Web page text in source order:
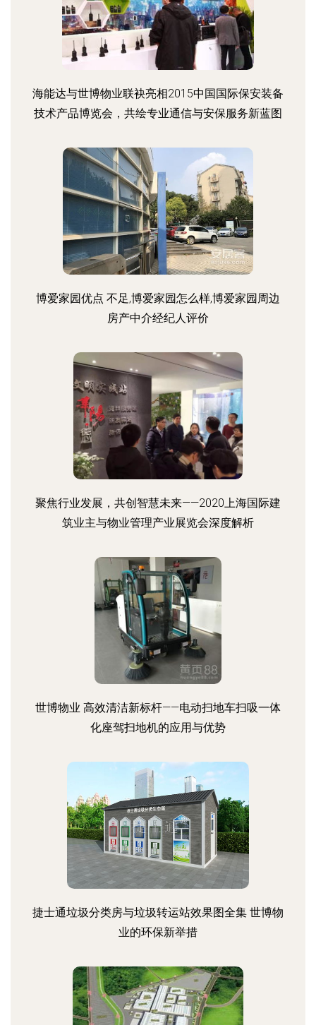
海能达与世博物业联袂亮相2015中国国际保安装备
技术产品博览会，共绘专业通信与安保服务新蓝图
博爱家园优点 不足,博爱家园怎么样,博爱家园周边
房产中介经纪人评价
聚焦行业发展，共创智慧未来——2020上海国际建
筑业主与物业管理产业展览会深度解析
世博物业 高效清洁新标杆——电动扫地车扫吸一体
化座驾扫地机的应用与优势
捷士通垃圾分类房与垃圾转运站效果图全集 世博物
业的环保新举措